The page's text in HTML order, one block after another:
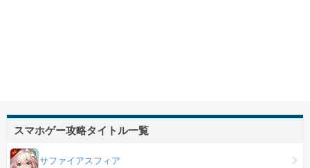
スマホゲー攻略タイトル一覧
サファイアスフィア